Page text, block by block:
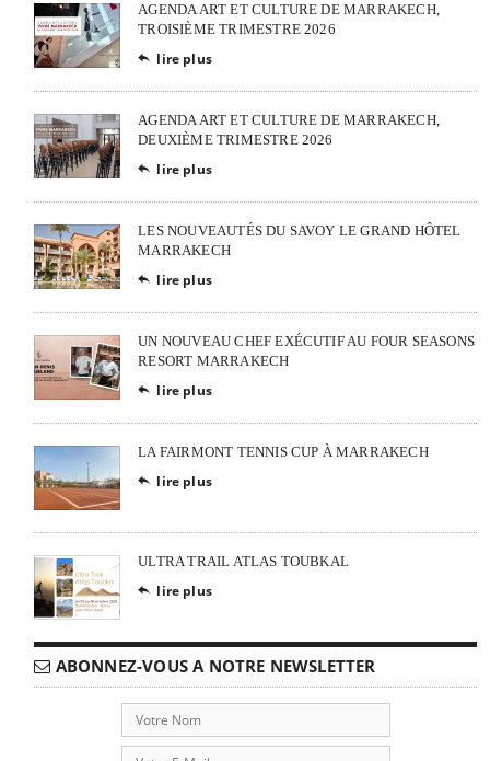
AGENDA ART ET CULTURE DE MARRAKECH,
TROISIÈME TRIMESTRE 2026
 lire plus
AGENDA ART ET CULTURE DE MARRAKECH,
DEUXIÈME TRIMESTRE 2026
 lire plus
LES NOUVEAUTÉS DU SAVOY LE GRAND HÔTEL
MARRAKECH
 lire plus
UN NOUVEAU CHEF EXÉCUTIF AU FOUR SEASONS
RESORT MARRAKECH
 lire plus
LA FAIRMONT TENNIS CUP À MARRAKECH
 lire plus
ULTRA TRAIL ATLAS TOUBKAL
 lire plus
ABONNEZ-VOUS A NOTRE NEWSLETTER